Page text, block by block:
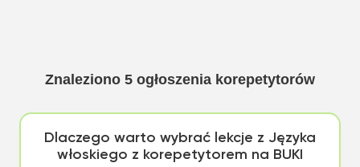
Znaleziono 5 ogłoszenia korepetytorów
Dlaczego warto wybrać lekcje z Języka
włoskiego z korepetytorem na BUKI